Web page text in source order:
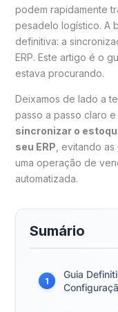
podem rapidamente
pesadelo logístico. A
definitiva: a
ERP. Este artigo é o
estava procurando.
Deixamos de lado a
passo a passo claro
sincronizar o
seu ERP , evitando
uma operação de
automatizada.
Sumário
1
Guia